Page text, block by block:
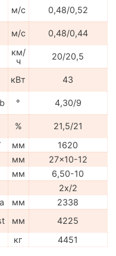
м/с
0,48/0,52
м/с
0,48/0,44
км/
ч
20/20,5
кВт
43
°
4,30/9
%
21,5/21
мм
1620
мм
27x10-12
мм
6,50-10
2x/2
мм
2338
мм
4225
кг 4451